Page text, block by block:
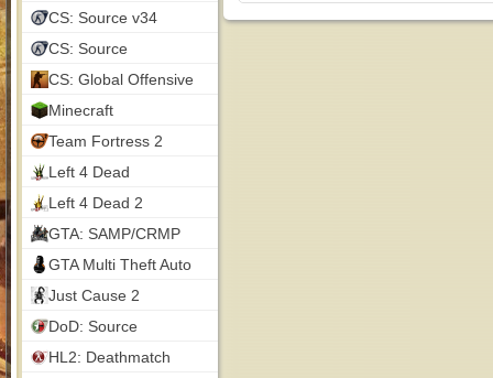
CS: Source v34
CS: Source
CS: Global Offensive
Minecraft
Team Fortress 2
Left 4 Dead
Left 4 Dead 2
GTA: SAMP/CRMP
GTA Multi Theft Auto
Just Cause 2
DoD: Source
HL2: Deathmatch